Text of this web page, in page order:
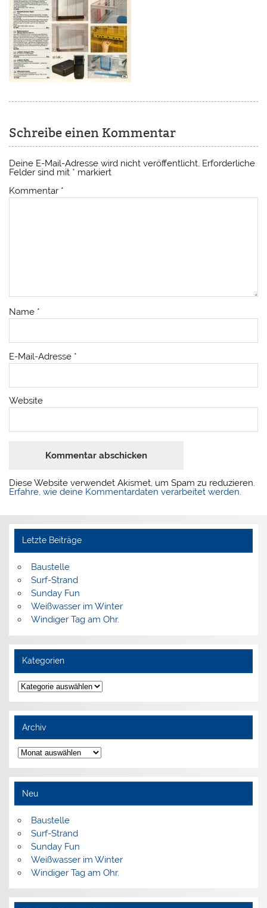
Schreibe einen Kommentar
Deine E-Mail-Adresse wird nicht veröffentlicht. Erforderliche
Felder sind mit * markiert
Kommentar *
Name *
E-Mail-Adresse *
Website
Diese Website verwendet Akismet, um Spam zu reduzieren.
Erfahre, wie deine Kommentardaten verarbeitet werden.
Letzte Beiträge
Baustelle
Surf-Strand
Sunday Fun
Weißwasser im Winter
Windiger Tag am Ohr.
Kategorien
Kategorien
Archiv
Archiv
Neu
Baustelle
Surf-Strand
Sunday Fun
Weißwasser im Winter
Windiger Tag am Ohr.